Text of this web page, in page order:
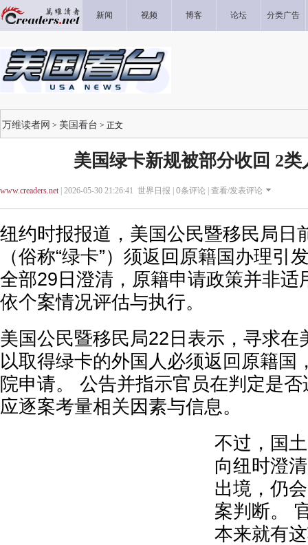
新闻 视频 博客 论坛 分类广告
万维读者网 > 美国看台 > 正文
美国绿卡新规被部分收回 2类
www.creaders.net| 2026-05-30 21:26:41 世界日报 | 0条评论 | 查看/发表评论
纽约时报报道，美国公民暨移民局日
（俗称“绿卡”）须返回原籍国办理引
全部29日澄清，原籍申请政策并非适
依个案情况评估与执行。
美国公民暨移民局22日表示，寻求在
以取得绿卡的外国人必须返回原籍国
院申请。 公告并指示官员在判定是
应逐案考量相关因素与信息。
不过，国
向纽时澄
出境，仍
案判断。
本来就有